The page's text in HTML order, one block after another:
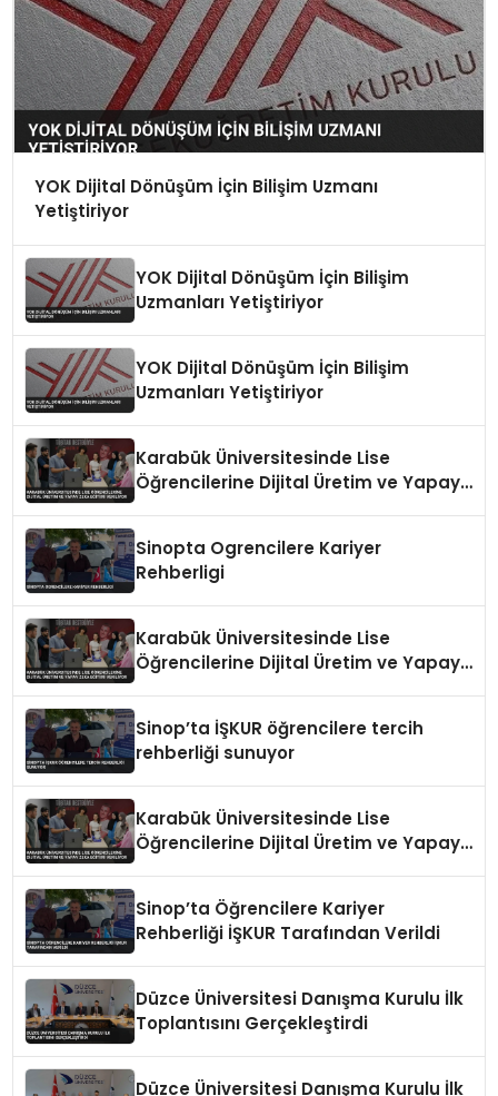
YOK Dijital Dönüşüm İçin Bilişim Uzmanı
Yetiştiriyor
YOK Dijital Dönüşüm İçin Bilişim
Uzmanları Yetiştiriyor
YOK Dijital Dönüşüm İçin Bilişim
Uzmanları Yetiştiriyor
Karabük Üniversitesinde Lise
Öğrencilerine Dijital Üretim ve Yapay
Sinopta Ogrencilere Kariyer
Rehberligi
Karabük Üniversitesinde Lise
Öğrencilerine Dijital Üretim ve Yapay
Sinop’ta İŞKUR öğrencilere tercih
rehberliği sunuyor
Karabük Üniversitesinde Lise
Öğrencilerine Dijital Üretim ve Yapay
Sinop’ta Öğrencilere Kariyer
Rehberliği İŞKUR Tarafından Verildi
Düzce Üniversitesi Danışma Kurulu İlk
Toplantısını Gerçekleştirdi
Düzce Üniversitesi Danışma Kurulu İlk